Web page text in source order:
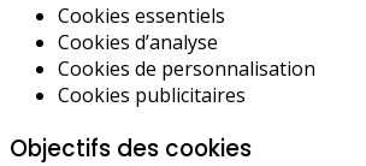
Cookies essentiels
Cookies d’analyse
Cookies de personnalisation
Cookies publicitaires
Objectifs des cookies